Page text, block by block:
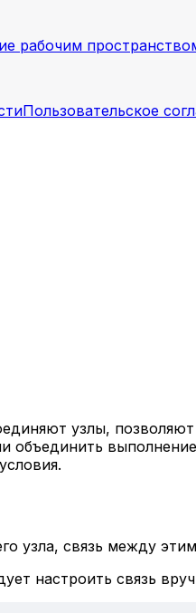
рабочим
Пользовательское
узлы,
объединить
узла, связь между
настроить связь